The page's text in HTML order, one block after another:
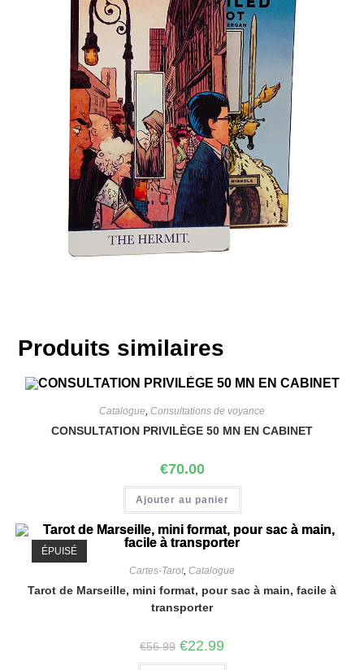
Produits similaires
Catalogue Consultations de voyance
CONSULTATION PRIVILÈGE 50 MN EN CABINET
€70.00
Ajouter au panier
ÉPUISÉ
Cartes-Tarot, Catalogue
Tarot de Marseille, mini format, pour sac à main, facile à
transporter
€56.99 €22.99